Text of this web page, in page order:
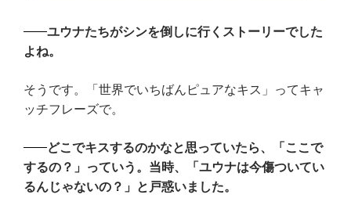
ユウナたちがシンを倒しに行くストーリーでした
よね。
そうです。「世界でいちばんピュアなキス」ってキャ
ッチフレーズで。
どこでキスするのかなと思っていたら、「ここで
するの？」っていう。当時、「ユウナは今傷ついてい
るんじゃないの？」と戸惑いました。